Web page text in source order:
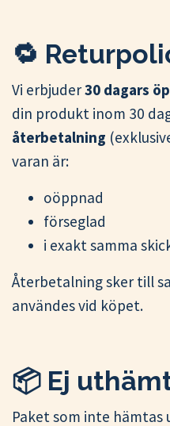
🔁
Vi erbjuder30 dagars
din produkt inom 30
återbetalning
varan är:
oöppnad
förseglad
i exakt samma
Återbetalning sker till
användes vid köpet.
📦 Ej
Paket som inte